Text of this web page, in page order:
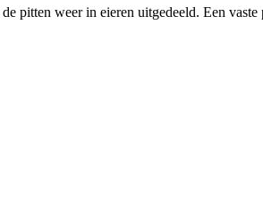
pitten weer in eieren uitgedeeld. Een